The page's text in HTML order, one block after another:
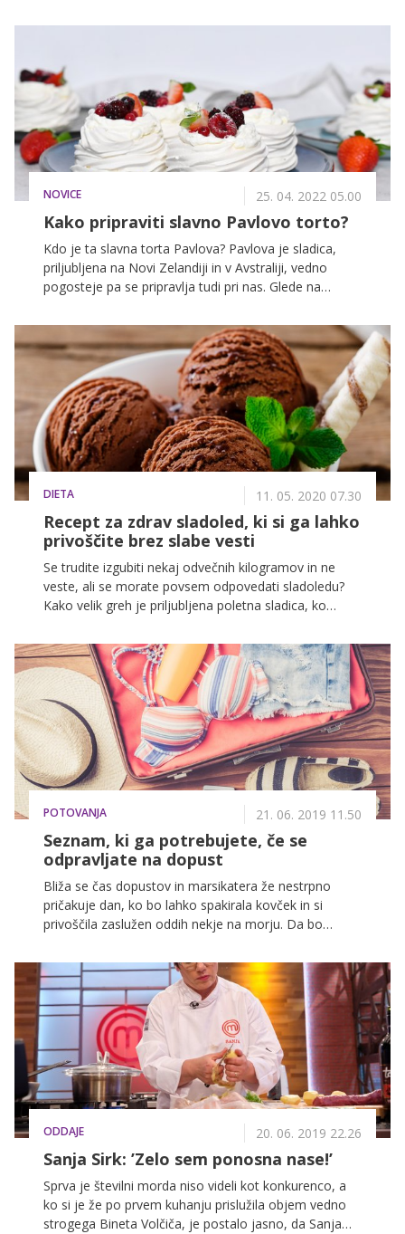
namreč enotni, da je jesen idealen čas za potovanje
polne turistov, pokrajine pa odeta v prečudovite
jesenske barvne odtenke. Več kot dovolj razlogov
torej, da se letos podate na odkrivanje evropskih
lepot, zato smo vam pripravili seznam najbolj
priljubljenih evropskih jesenskih destinacij in nekaj
navodil ter nasvetov, kaj ob tovrstnem popotovanju
nikakor ne sme manjkati v prtljagi.
NOVICE 25. 04. 2022 05.00
Kako pripraviti slavno Pavlovo torto?
Kdo je ta slavna torta Pavlova? Pavlova je sladica,
priljubljena na Novi Zelandiji in v Avstraliji, vedno
pogosteje pa se pripravlja tudi pri nas. Glede na
je torta narejena iz beljakov, ki se počasi pečejo v
razmeroma hladni pečici. Torta Pavlova je torta, pri
kateri jajčni beljaki ustvarijo žvečljivo-hrustljavo
teksturo na vrhu, v notranjosti čaka mehka tekstura,
robovi pa morajo biti povsem hrustljavi. To so tri
popolnoma različne teksture v enem samem grižljaju.
DIETA 11. 05. 2020 07.30
Recept za zdrav sladoled, ki si ga lahko
privoščite brez slabe vesti
Se trudite izgubiti nekaj odvečnih kilogramov in ne
veste, ali se morate povsem odpovedati sladoledu?
Kako velik greh je priljubljena poletna sladica, ko
Jeloviča.
POTOVANJA 21. 06. 2019 11.50
Seznam, ki ga potrebujete, če se
odpravljate na dopust
Bliža se čas dopustov in marsikatera že nestrpno
pričakuje dan, ko bo lahko spakirala kovček in si
privoščila zaslužen oddih nekje na morju. Da bo
kaj pozabile, smo za ves pripravili seznam najbolj
nujnih stvari, ki jih za potovanje potrebuje vsaka
pripadnica nežnejšega spola!
ODDAJE 20. 06. 2019 22.26
Sanja Sirk: ’Zelo sem ponosna nase!’
Sprva je številni morda niso videli kot konkurenco, a
ko si je že po prvem kuhanju prislužila objem vedno
strogega Bineta Volčiča, je postalo jasno, da Sanja